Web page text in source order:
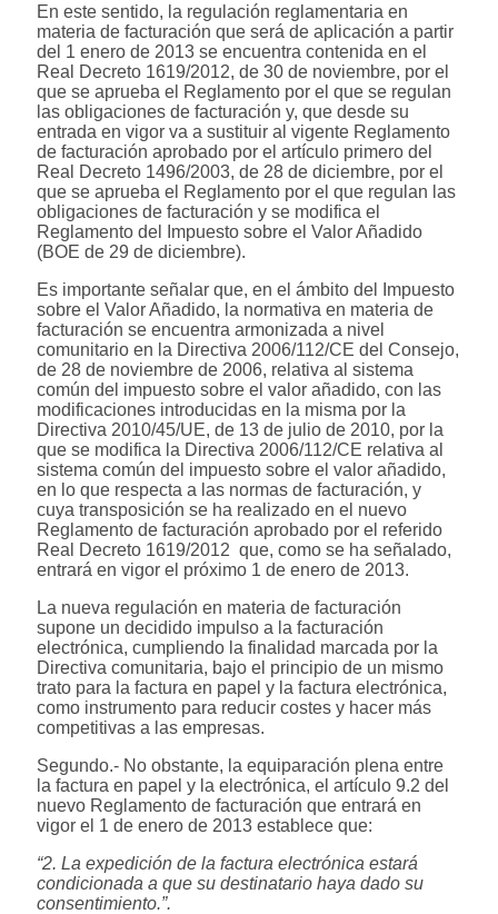
En este sentido, la regulación reglamentaria en
materia de facturación que será de aplicación a partir
del 1 enero de 2013 se encuentra contenida en el
Real Decreto 1619/2012, de 30 de noviembre, por el
que se aprueba el Reglamento por el que se regulan
las obligaciones de facturación y, que desde su
entrada en vigor va a sustituir al vigente Reglamento
de facturación aprobado por el artículo primero del
Real Decreto 1496/2003, de 28 de diciembre, por el
que se aprueba el Reglamento por el que regulan las
obligaciones de facturación y se modifica el
Reglamento del Impuesto sobre el Valor Añadido
(BOE de 29 de diciembre).
Es importante señalar que, en el ámbito del Impuesto
sobre el Valor Añadido, la normativa en materia de
facturación se encuentra armonizada a nivel
comunitario en la Directiva 2006/112/CE del Consejo,
de 28 de noviembre de 2006, relativa al sistema
común del impuesto sobre el valor añadido, con las
modificaciones introducidas en la misma por la
Directiva 2010/45/UE, de 13 de julio de 2010, por la
que se modifica la Directiva 2006/112/CE relativa al
sistema común del impuesto sobre el valor añadido,
en lo que respecta a las normas de facturación, y
cuya transposición se ha realizado en el nuevo
Reglamento de facturación aprobado por el referido
Real Decreto 1619/2012 que, como se ha señalado,
entrará en vigor el próximo 1 de enero de 2013.
La nueva regulación en materia de facturación
supone un decidido impulso a la facturación
electrónica, cumpliendo la finalidad marcada por la
Directiva comunitaria, bajo el principio de un mismo
trato para la factura en papel y la factura electrónica,
como instrumento para reducir costes y hacer más
competitivas a las empresas.
Segundo.- No obstante, la equiparación plena entre
la factura en papel y la electrónica, el artículo 9.2 del
nuevo Reglamento de facturación que entrará en
vigor el 1 de enero de 2013 establece que:
“2. La expedición de la factura electrónica estará
condicionada a que su destinatario haya dado su
consentimiento.”.